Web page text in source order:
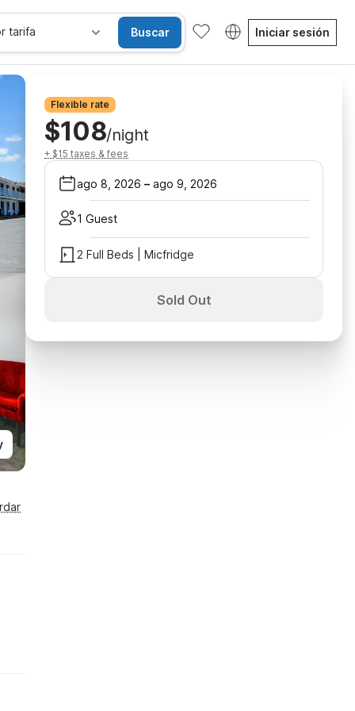
tarifa Buscar Iniciar sesión
Flexible rate
$108/night
+ $15 taxes & fees
ago 8, 2026 – ago 9, 2026
1 Guest
2 Full Beds | Micfridge
Sold Out